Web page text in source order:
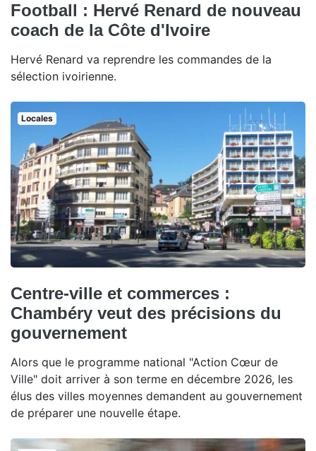
Football : Hervé Renard de nouveau
coach de la Côte d'Ivoire
Hervé Renard va reprendre les commandes de la
sélection ivoirienne.
Locales
Centre-ville et commerces :
Chambéry veut des précisions du
gouvernement
Alors que le programme national "Action Cœur de
Ville" doit arriver à son terme en décembre 2026, les
élus des villes moyennes demandent au gouvernement
de préparer une nouvelle étape.